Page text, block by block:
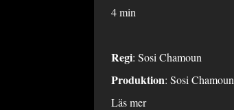
4 min
Regi: Sosi Chamoun
Produktion: Sosi Chamoun
Läs mer